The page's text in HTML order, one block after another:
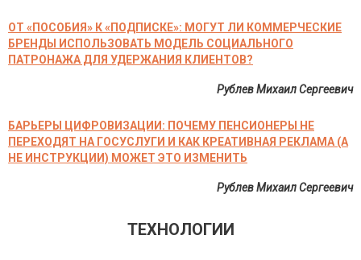
ОТ «ПОСОБИЯ» К «ПОДПИСКЕ»: МОГУТ ЛИ КОММЕРЧЕСКИЕ
БРЕНДЫ ИСПОЛЬЗОВАТЬ МОДЕЛЬ СОЦИАЛЬНОГО
ПАТРОНАЖА ДЛЯ УДЕРЖАНИЯ КЛИЕНТОВ?
Рублев Михаил Сергеевич
БАРЬЕРЫ ЦИФРОВИЗАЦИИ: ПОЧЕМУ ПЕНСИОНЕРЫ НЕ
ПЕРЕХОДЯТ НА ГОСУСЛУГИ И КАК КРЕАТИВНАЯ РЕКЛАМА (А
НЕ ИНСТРУКЦИИ) МОЖЕТ ЭТО ИЗМЕНИТЬ
Рублев Михаил Сергеевич
ТЕХНОЛОГИИ